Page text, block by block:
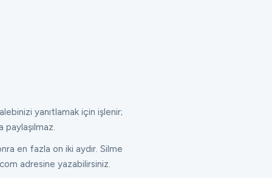
yanıtlamak için işlenir;
en fazla on iki aydır. Silme
adresine yazabilirsiniz.